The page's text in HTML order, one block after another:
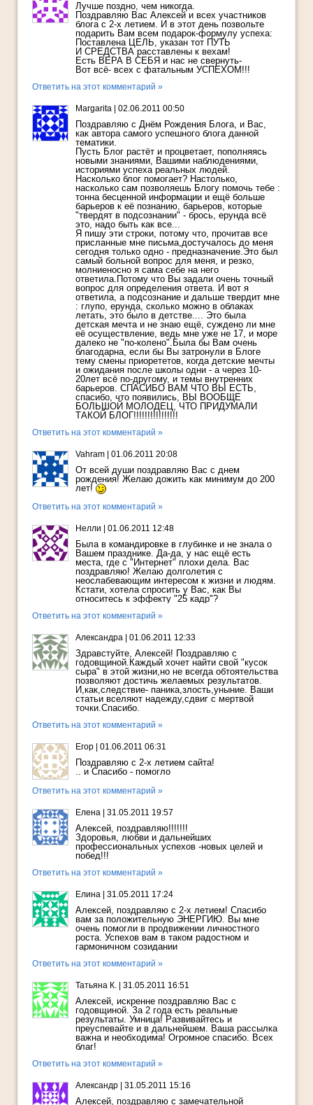
Лучше поздно, чем никогда.
Поздравляю Вас Алексей и всех участников
блога с 2-х летием. И в этот день позвольте
подарить Вам всем подарок-формулу успеха:
Поставлена ЦЕЛЬ, указан тот ПУТЬ
И СРЕДСТВА расставлены к вехам!
Есть ВЕРА В СЕБЯ и нас не свернуть-
Вот всё- всех с фатальным УСПЕХОМ!!!
Ответить на этот комментарий »
Margarita 02.06.2011 00:50
Поздравляю с Днём Рождения Блога, и Вас,
как автора самого успешного блога данной
тематики.
Пусть Блог растёт и процветает, пополняясь
новыми знаниями, Вашими наблюдениями,
историями успеха реальных людей.
Насколько блог помогает? Настолько,
насколько сам позволяешь Блогу помочь тебе :
тонна бесценной информации и ещё больше
барьеров к её познанию, барьеров, которые
"твердят в подсознании" - брось, ерунда всё
это, надо быть как все...
Я пишу эти строки, потому что, прочитав все
присланные мне письма,достучалось до меня
сегодня только одно - предназначение.Это был
самый больной вопрос для меня, и резко,
молниеносно я сама себе на него
ответила.Потому что Вы задали очень точный
вопрос для определения ответа. И вот я
ответила, а подсознание и дальше твердит мне
: глупо, ерунда, сколько можно в облаках
летать, это было в детстве.... Это была
детская мечта и не знаю ещё, суждено ли мне
её осуществление, ведь мне уже не 17, и море
далеко не "по-колено".Была бы Вам очень
благодарна, если бы Вы затронули в Блоге
тему смены приорететов, когда детские мечты
и ожидания после школы одни - а через 10-
20лет всё по-другому, и темы внутренних
барьеров. СПАСИБО ВАМ ЧТО ВЫ ЕСТЬ,
спасибо, что появились, ВЫ ВООБЩЕ
БОЛЬШОЙ МОЛОДЕЦ, ЧТО ПРИДУМАЛИ
ТАКОЙ БЛОГ!!!!!!!!!!!!!!!!
Ответить на этот комментарий »
Vahram 01.06.2011 20:08
От всей души поздравляю Вас с днем
рождения! Желаю дожить как минимум до 200
лет!
Ответить на этот комментарий »
Нелли 01.06.2011 12:48
Была в командировке в глубинке и не знала о
Вашем празднике. Да-да, у нас ещё есть
места, где с "Интернет" плохи дела. Вас
поздравляю! Желаю долголетия с
неослабевающим интересом к жизни и людям.
Кстати, хотела спросить у Вас, как Вы
относитесь к эффекту "25 кадр"?
Ответить на этот комментарий »
Александра 01.06.2011 12:33
Здравстуйте, Алексей! Поздравляю с
годовщиной.Каждый хочет найти свой "кусок
сыра" в этой жизни,но не всегда обтоятельства
позволяют достичь желаемых результатов.
И,как,следствие- паника,злость,уныние. Ваши
статьи вселяют надежду,сдвиг с мертвой
точки.Спасибо.
Ответить на этот комментарий »
Егор 01.06.2011 06:31
Поздравляю с 2-х летием сайта!
.. и Спасибо - помогло
Ответить на этот комментарий »
Елена 31.05.2011 19:57
Алексей, поздравляю!!!!!!!
Здоровья, любви и дальнейших
профессиональных успехов -новых целей и
побед!!!
Ответить на этот комментарий »
Елина 31.05.2011 17:24
Алексей, поздравляю с 2-х летием! Спасибо
вам за положительную ЭНЕРГИЮ. Вы мне
очень помогли в продвижении личностного
роста. Успехов вам в таком радостном и
гармоничном созидании
Ответить на этот комментарий »
Татьяна К. 31.05.2011 16:51
Алексей, искренне поздравляю Вас с
годовщиной. За 2 года есть реальные
результаты. Умница! Развивайтесь и
преуспевайте и в дальнейшем. Ваша рассылка
важна и необходима! Огромное спасибо. Всех
благ!
Ответить на этот комментарий »
Александр 31.05.2011 15:16
Алексей, поздравляю с замечательной